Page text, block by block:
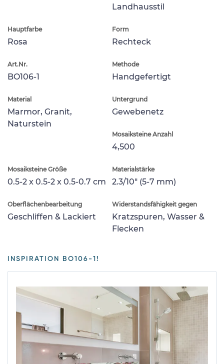
Landhausstil
Hauptfarbe
Rosa
Form
Rechteck
Art.Nr.
BO106-1
Methode
Handgefertigt
Material
Marmor, Granit,
Naturstein
Untergrund
Gewebenetz
Mosaiksteine Anzahl
4,500
Mosaiksteine Größe
0.5-2 x 0.5-2 x 0.5-0.7 cm
Materialstärke
2.3/10" (5-7 mm)
Oberflächenbearbeitung
Geschliffen & Lackiert
Widerstandsfähigkeit gegen
Kratzspuren, Wasser &
Flecken
INSPIRATION BO106-1!